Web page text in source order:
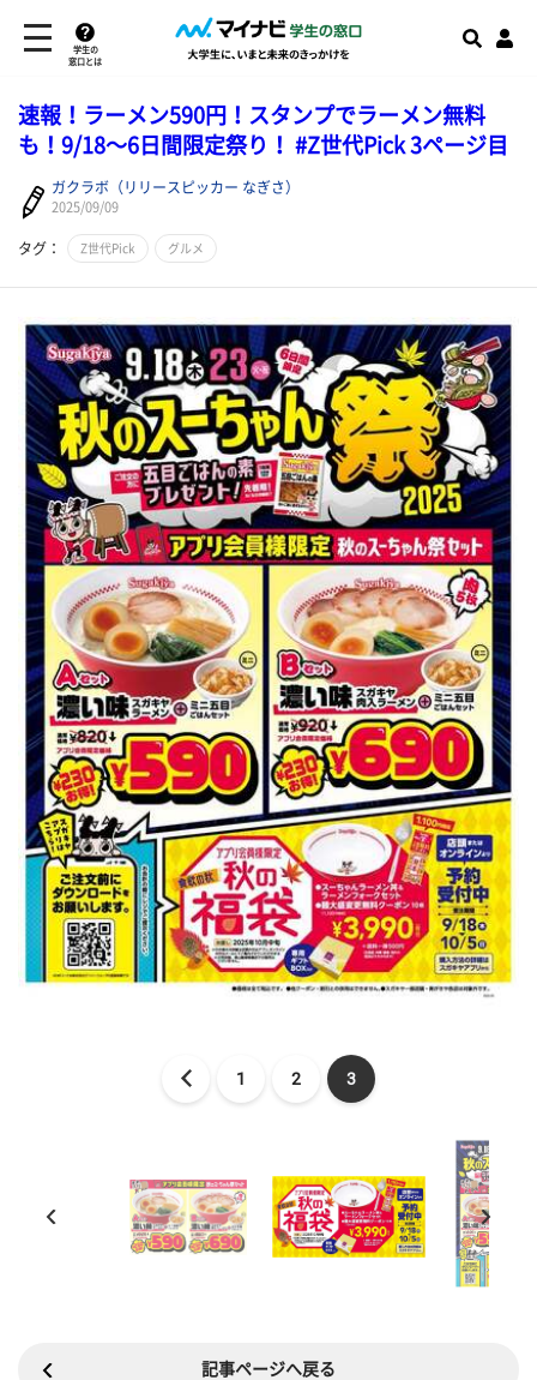
学生の
窓口とは
速報！ラーメン590円！スタンプでラーメン無料
も！9/18〜6日間限定祭り！ #Z世代Pick 3ページ目
ガクラボ（リリースピッカー なぎさ）
2025/09/09
タグ： Z世代Pick グルメ
1 2 3
記事ページへ戻る